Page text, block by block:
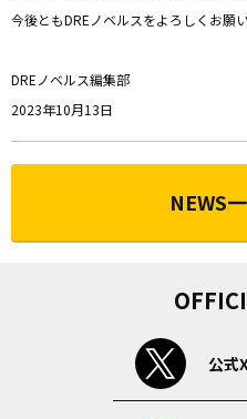
今後ともDREノベルスをよろしくお願
DREノベルス編集部
2023年10月13日
NEWS
公式